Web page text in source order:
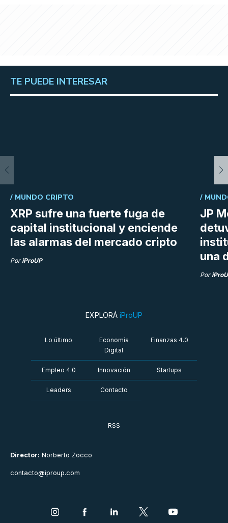
TE PUEDE INTERESAR
XRP sufre una fuerte fuga de
capital institucional y enciende
las alarmas del mercado cripto
/ MUNDO CRIPTO
Por iProUP
JP
una
/
Por
Director: Norberto Zocco
contacto@iproup.com
EXPLORÁ iProUP
Lo último
Economía
Digital
Finanzas 4.0
Empleo 4.0 Innovación Startups
Leaders Contacto
RSS